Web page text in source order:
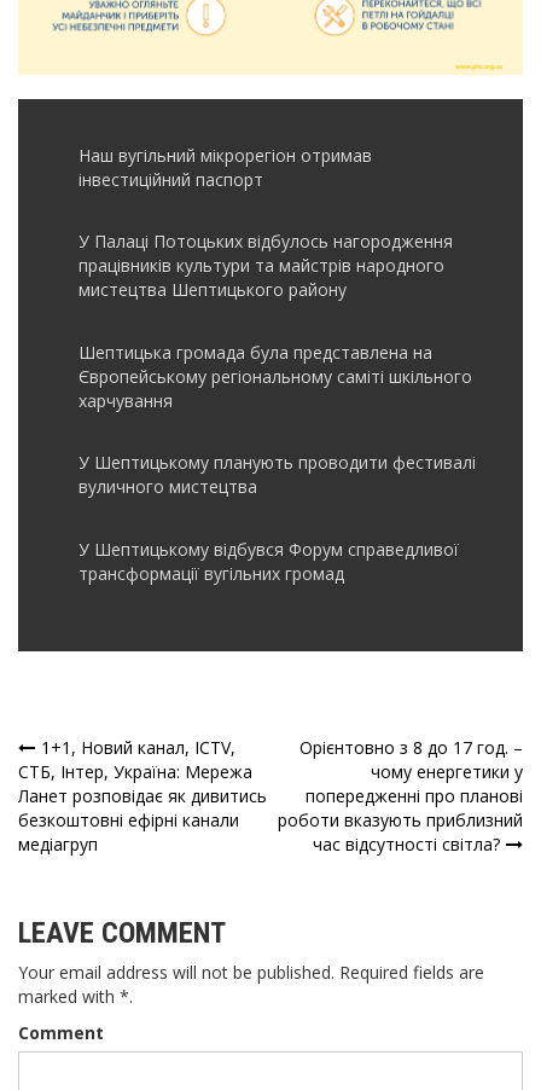
Наш вугільний мікрорегіон отримав
інвеcтиційний паспорт
У Палаці Потоцьких відбулось нагородження
працівників культури та майстрів народного
мистецтва Шептицького району
Шептицька громада була представлена на
Європейському регіональному саміті шкільного
харчування
У Шептицькому планують проводити фестивалі
вуличного мистецтва
У Шептицькому відбувся Форум справедливої
трансформації вугільних громад
Навігація
записів
1+1, Новий канал, ICTV,
СТБ, Інтер, Україна: Мережа
Ланет розповідає як дивитись
безкоштовні ефірні канали
медіагруп
Орієнтовно з 8 до 17 год. –
чому енергетики у
попередженні про планові
роботи вказують приблизний
час відсутності світла?
LEAVE COMMENT
Your email address will not be published. Required fields are
marked with *.
Comment